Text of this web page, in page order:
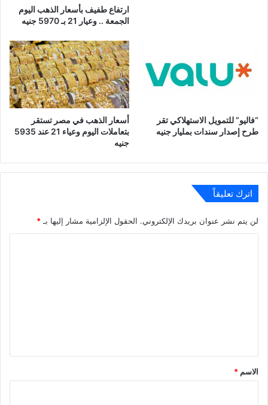
ارتفاع طفيف بأسعار الذهب اليوم
الجمعة .. وعيار 21 بـ 5970 جنيه
“فاليو” للتمويل الاستهلاكي تقر
طرح إصدار سندات بمليار جنيه
أسعار الذهب في مصر تستقر
بتعاملات اليوم وعياء 21 عند 5935
جنيه
اترك تعليقاً
لن يتم نشر عنوان بريدك الإلكتروني. الحقول الإلزامية مشار إليها بـ*
*
الاسم *